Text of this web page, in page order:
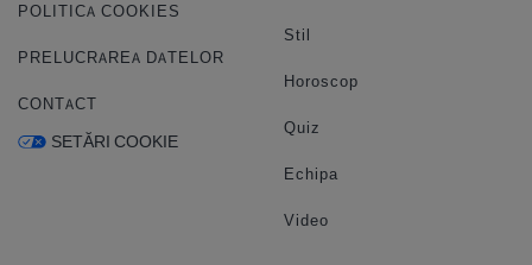
POLITICA COOKIES
PRELUCRAREA DATELOR
CONTACT
SETĂRI COOKIE
Stil
Horoscop
Quiz
Echipa
Video